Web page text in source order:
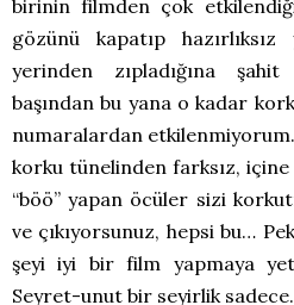
birinin filmden çok
gözünü kapatıp
yerinden zıpladığına
başından bu yana o kadar
numaralardan etkilenmiyorum.
korku tünelinden farksız,
“böö” yapan öcüler sizi
ve çıkıyorsunuz, hepsi bu…
şeyi iyi bir film yapmaya
Seyret-unut bir seyirlik sadece.